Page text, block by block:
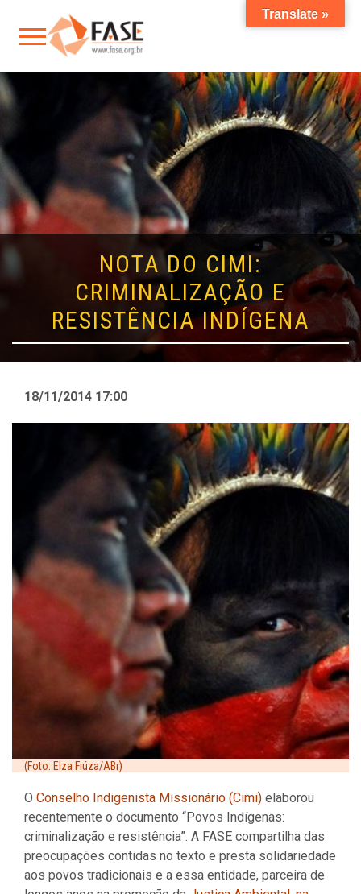
NOTA DO CIMI:
CRIMINALIZAÇÃO E
RESISTÊNCIA INDÍGENA
18/11/2014 17:00
(Foto: Elza Fiúza/ABr)
O Conselho Indigenista Missionário (Cimi) elaborou
recentemente o documento “Povos Indígenas:
criminalização e resistência”. A FASE compartilha das
preocupações contidas no texto e presta solidariedade
aos povos tradicionais e a essa entidade, parceira de
Translate »